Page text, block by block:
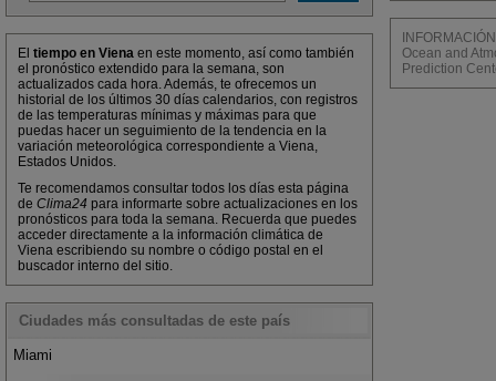
El tiempo en Viena en este momento, así como también
el pronóstico extendido para la semana, son
actualizados cada hora. Además, te ofrecemos un
historial de los últimos 30 días calendarios, con registros
de las temperaturas mínimas y máximas para que
puedas hacer un seguimiento de la tendencia en la
variación meteorológica correspondiente a Viena,
Estados Unidos.
Te recomendamos consultar todos los días esta página
de Clima24 para informarte sobre actualizaciones en los
pronósticos para toda la semana. Recuerda que puedes
acceder directamente a la información climática de
Viena escribiendo su nombre o código postal en el
buscador interno del sitio.
Ciudades más consultadas de este país
Miami
Ocean and
Prediction